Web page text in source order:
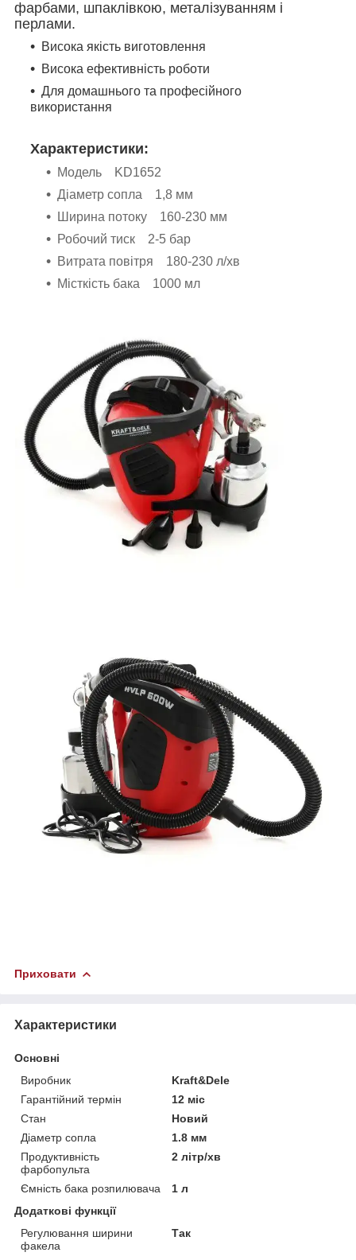
фарбами, шпаклівкою, металізуванням і
перлами.
Висока якість виготовлення
Висока ефективність роботи
Для домашнього та професійного
використання
Характеристики:
Модель KD1652
Діаметр сопла 1,8 мм
Ширина потоку 160-230 мм
Робочий тиск 2-5 бар
Витрата повітря 180-230 л/хв
Місткість бака 1000 мл
Приховати
Характеристики
Основні
Виробник
Kraft&Dele
Гарантійний термін
12 міс
Стан
Новий
Діаметр сопла
1.8 мм
Продуктивність
фарбопульта
2 літр/хв
Ємність бака розпилювача
1 л
Додаткові функції
Регулювання ширини
факела
Так